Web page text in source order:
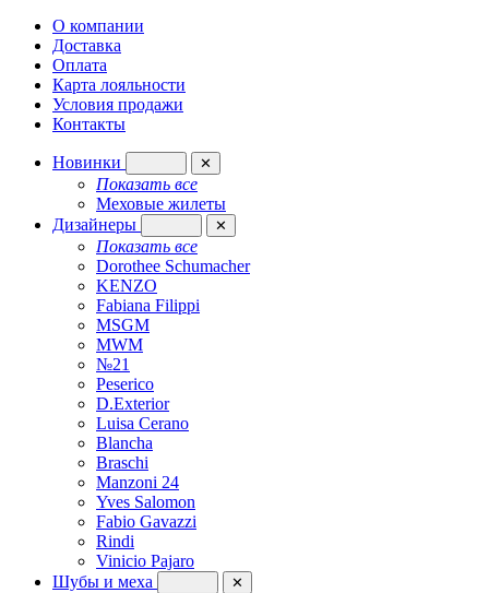
О компании
Доставка
Оплата
Карта лояльности
Условия продажи
Контакты
Новинки ✕
Показать все
Меховые жилеты
Дизайнеры
✕
Показать все
Dorothee Schumacher
KENZO
Fabiana Filippi
MSGM
MWM
№21
Peserico
D.Exterior
Luisa Cerano
Blancha
Braschi
Manzoni 24
Yves Salomon
Fabio Gavazzi
Rindi
Vinicio Pajaro
Шубы и меха
✕